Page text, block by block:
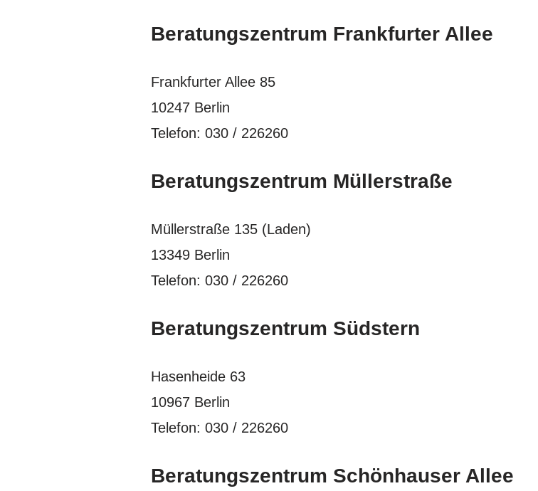
Beratungszentrum Frankfurter Allee
Frankfurter Allee 85
10247 Berlin
Telefon: 030 / 226260
Beratungszentrum Müllerstraße
Müllerstraße 135 (Laden)
13349 Berlin
Telefon: 030 / 226260
Beratungszentrum Südstern
Hasenheide 63
10967 Berlin
Telefon: 030 / 226260
Beratungszentrum Schönhauser Allee